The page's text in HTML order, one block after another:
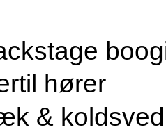
hører
& koldsved